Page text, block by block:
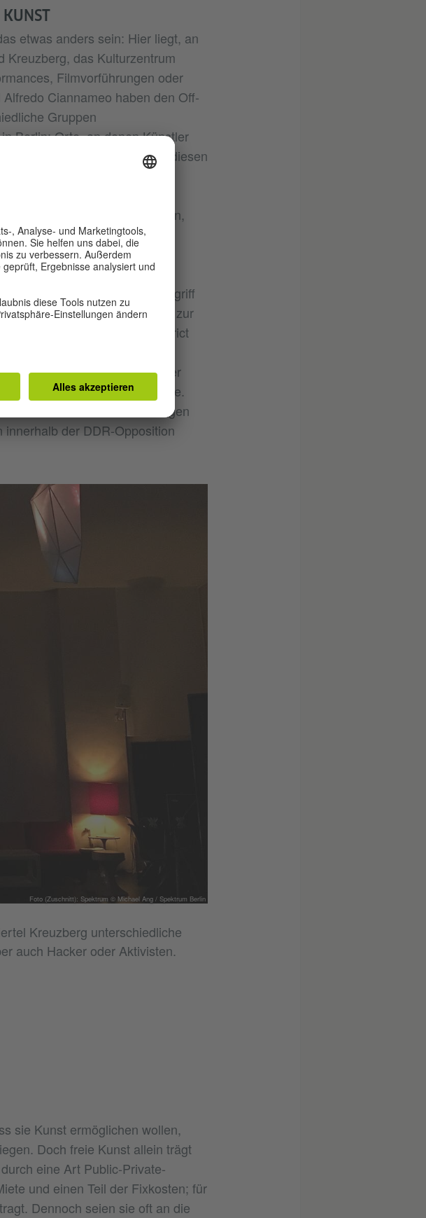
etwas anders sein: Hier liegt, an
Kreuzberg, das Kulturzentrum
Filmvorführungen oder
Ciannameo haben den Off-
Gruppen
Berlin: Orte, an denen Künstler
Wir verstehen diesen
Labor, zu dem jeder etwas
wie Architekten und
die zufällig vorbeikommen,
als auch einen
So wird der Begriff
uns forschen Menschen etwa zur
sagt Ploeger. Bei District
Interessierte etwa mit
Studentenbewegung der
ist“, erklärt Husse.
in künstlerischen Forschungen
der DDR-Opposition
Foto (Zuschnitt): Spektrum © Michael Ang / Spektrum Berlin
Kreuzberg unterschiedliche
auch Hacker oder Aktivisten.
sie Kunst ermöglichen wollen,
Doch freie Kunst allein trägt
eine Art Public-Private-
und einen Teil der Fixkosten; für
Dennoch seien sie oft an die